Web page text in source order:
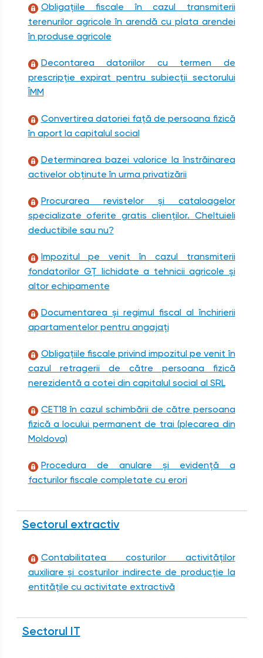
Obligațiile fiscale în cazul transmiterii
terenurilor agricole în arendă cu plata arendei
în produse agricole
Decontarea datoriilor cu termen de
prescripție expirat pentru subiecții sectorului
ÎMM
Convertirea datoriei față de persoana fizică
în aport la capitalul social
Determinarea bazei valorice la înstrăinarea
activelor obținute în urma privatizării
Procurarea revistelor şi cataloagelor
specializate oferite gratis clienților. Cheltuieli
deductibile sau nu?
Impozitul pe venit în cazul transmiterii
fondatorilor GȚ lichidate a tehnicii agricole și
altor echipamente
Documentarea și regimul fiscal al închirierii
apartamentelor pentru angajați
Obligațiile fiscale privind impozitul pe venit în
cazul retragerii de către persoana fizică
nerezidentă a cotei din capitalul social al SRL
CET18 în cazul schimbării de către persoana
fizică a locului permanent de trai (plecarea din
Moldova)
Procedura de anulare și evidență a
facturilor fiscale completate cu erori
Sectorul extractiv
Contabilitatea costurilor activităților
auxiliare și costurilor indirecte de producție la
entitățile cu activitate extractivă
Sectorul IT